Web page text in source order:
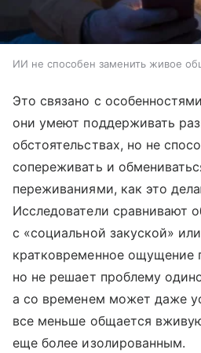
ИИ не способен заменить живое
Это связано с
они умеют поддерживать
обстоятельствах, но не
сопереживать и
переживаниями, как это
Исследователи сравнивают
с «социальной закуской»
кратковременное ощущение
но не решает проблему
а со временем может даже
все меньше общается
еще более изолированным.